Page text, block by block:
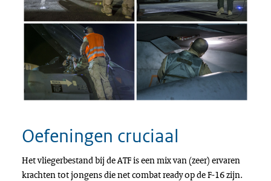
Oefeningen cruciaal
Het vliegerbestand bij de ATF is een mix van (zeer) ervaren
krachten tot jongens die net combat ready op de F-16 zijn.